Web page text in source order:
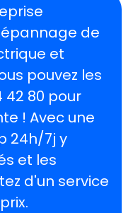
de
et
pouvez les
42 80 pour
! Avec une
24h/7j y
et les
d'un service